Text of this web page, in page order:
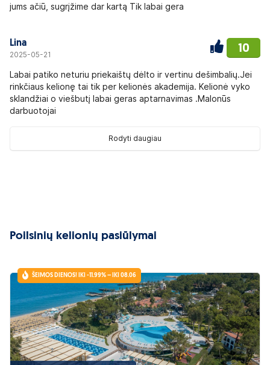
jums ačiū, sugrįžime dar kartą Tik labai gera
Lina
2025-05-21 10
Labai patiko neturiu priekaištų dėlto ir vertinu dešimbalių.Jei
rinkčiaus kelionę tai tik per kelionės akademija. Kelionė vyko
sklandžiai o viešbutį labai geras aptarnavimas .Malonūs
darbuotojai
Rodyti daugiau
Poilsinių kelionių pasiūlymai
ŠEIMOS DIENOS! IKI -11.99% – IKI 08.06